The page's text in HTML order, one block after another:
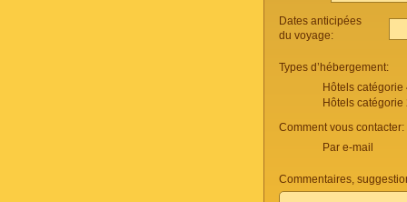
Dates anticipées
du voyage:
Types d’hébergement:
Hôtels
Hôtels
Comment vous contacter:
Par e-mail
Commentaires,